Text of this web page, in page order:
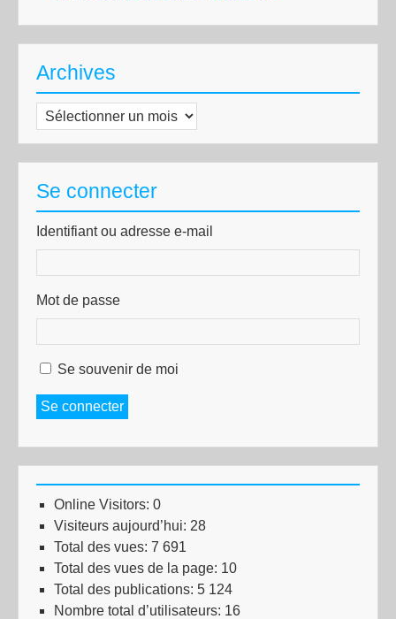
Archives
Archives
Se connecter
Identifiant ou adresse e-mail
Mot de passe
Se souvenir de moi
Se connecter
Online Visitors: 0
Visiteurs aujourd’hui: 28
Total des vues: 7 691
Total des vues de la page: 10
Total des publications: 5 124
Nombre total d’utilisateurs: 16